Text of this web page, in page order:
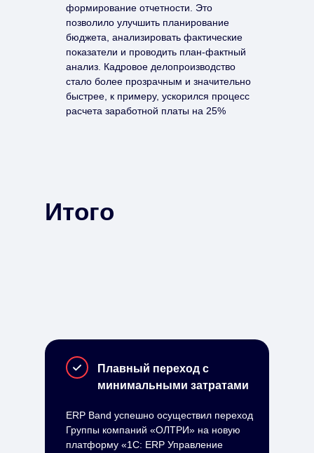
формирование отчетности. Это
позволило улучшить планирование
бюджета, анализировать фактические
показатели и проводить план-фактный
анализ. Кадровое делопроизводство
стало более прозрачным и значительно
быстрее, к примеру, ускорился процесс
расчета заработной платы на 25%
Итого
Плавный переход с
минимальными затратами
ERP Band успешно осуществил переход
Группы компаний «ОЛТРИ» на новую
платформу «1С: ERP Управление